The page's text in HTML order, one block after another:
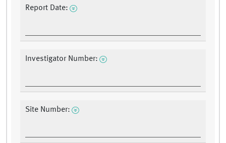
Report Date:
Investigator Number:
Site Number: